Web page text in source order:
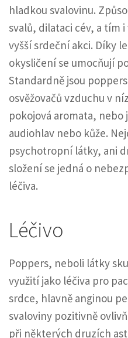
hladkou svalovinu.
svalů, dilataci cév, a tím
vyšší srdeční akci. Díky
okysličení se umocňují
Standardně jsou poppers
osvěžovačů vzduchu v
pokojová aromata, nebo
audiohlav nebo kůže.
psychotropní látky, ani
složení se jedná o
léčiva.
Léčivo
Poppers, neboli látky
využití jako léčiva pro
srdce, hlavně anginou
svaloviny pozitivně
při některých druzích